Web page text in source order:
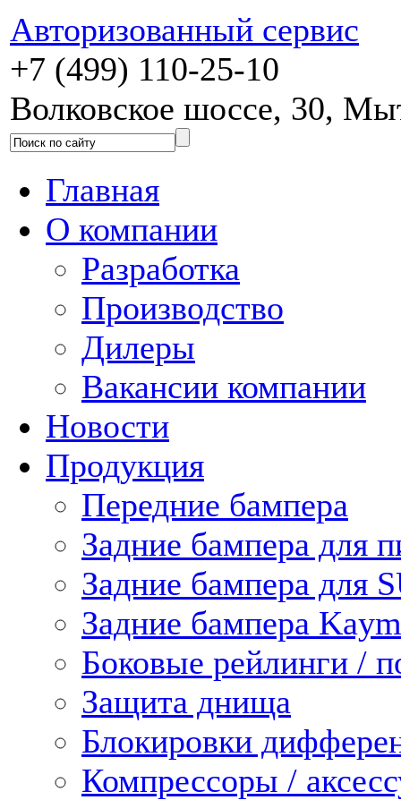
Авторизованный сервис
+7 (499) 110-25-10
Волковское шоссе, 30,
Главная
О компании
Разработка
Производство
Дилеры
Вакансии компании
Новости
Продукция
Передние бампера
Задние бампера для
Задние бампера для
Задние бампера
Боковые рейлинги /
Защита днища
Блокировки
Компрессоры /